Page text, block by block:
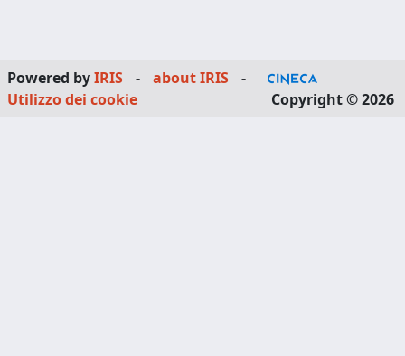
Powered byIRIS - about IRIS
-
Utilizzo dei cookie
Copyright © 2026